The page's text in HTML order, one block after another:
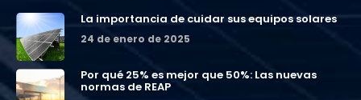
La importancia de cuidar sus equipos solares
24 de enero de 2025
Por qué 25% es mejor que 50%: Las nuevas
normas de REAP